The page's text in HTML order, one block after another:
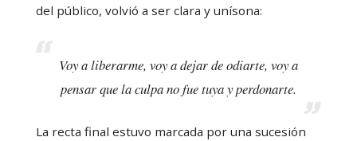
del público, volvió a ser clara y unísona:
Voy a liberarme, voy a dejar de odiarte, voy a
pensar que la culpa no fue tuya y perdonarte.
La recta final estuvo marcada por una sucesión